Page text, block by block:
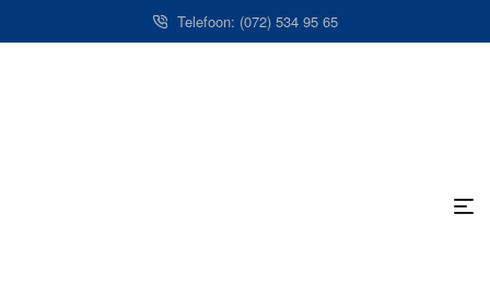
Telefoon: (072) 534 95 65